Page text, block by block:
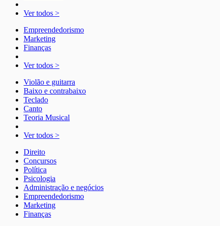
Ver todos >
Empreendedorismo
Marketing
Finanças
Ver todos >
Violão e guitarra
Baixo e contrabaixo
Teclado
Canto
Teoria Musical
Ver todos >
Direito
Concursos
Política
Psicologia
Administração e negócios
Empreendedorismo
Marketing
Finanças